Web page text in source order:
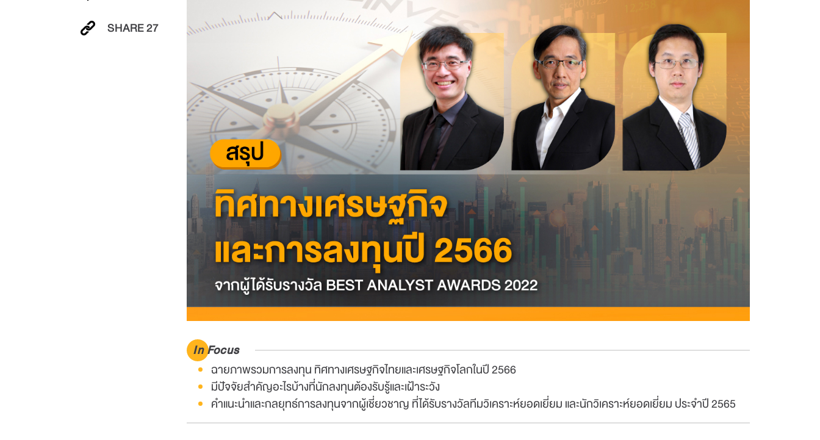
SHARE27
In Focus
ฉายภาพรวมการลงทุน ทิศทางเศรษฐกิจไทยและเศรษฐกิจโลกในปี 2566
มีปัจจัยสำคัญอะไรบ้างที่นักลงทุนต้องรับรู้และเฝ้าระวัง
คำแนะนำและกลยุทธ์การลงทุนจากผู้เชี่ยวชาญ ที่ได้รับรางวัลทีมวิเคราะห์ยอดเยี่ยม และนักวิเคราะห์ยอดเยี่ยม ประจำปี 2565